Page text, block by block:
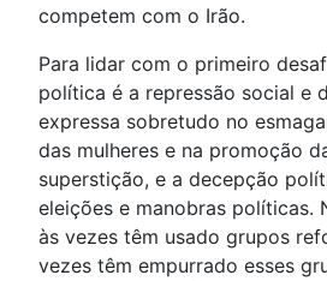
competem com o Irão.
Para lidar com o primeiro
política é a repressão social e
expressa sobretudo no
das mulheres e na promoção
superstição, e a decepção
eleições e manobras políticas.
às vezes têm usado grupos
vezes têm empurrado esses